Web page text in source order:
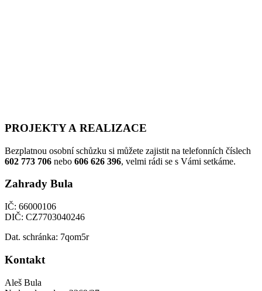
PROJEKTY A REALIZACE
Bezplatnou osobní schůzku si můžete zajistit na telefonních číslech
602 773 706 nebo 606 626 396, velmi rádi se s Vámi setkáme.
Zahrady Bula
IČ: 66000106
DIČ: CZ7703040246
Dat. schránka: 7qom5r
Kontakt
Aleš Bula